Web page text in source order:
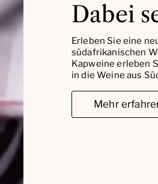
Dabei
Erleben Sie eine
südafrikanischen
Kapweine erleben
in die Weine aus
Mehr